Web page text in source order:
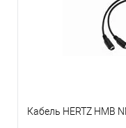
Кабель HERTZ HMB